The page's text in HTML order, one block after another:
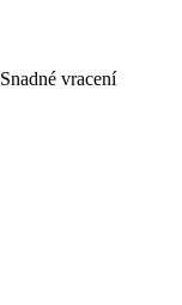
Snadné vracení